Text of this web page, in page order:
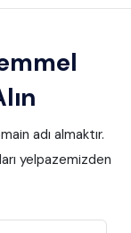
adı almaktır.
yelpazemizden